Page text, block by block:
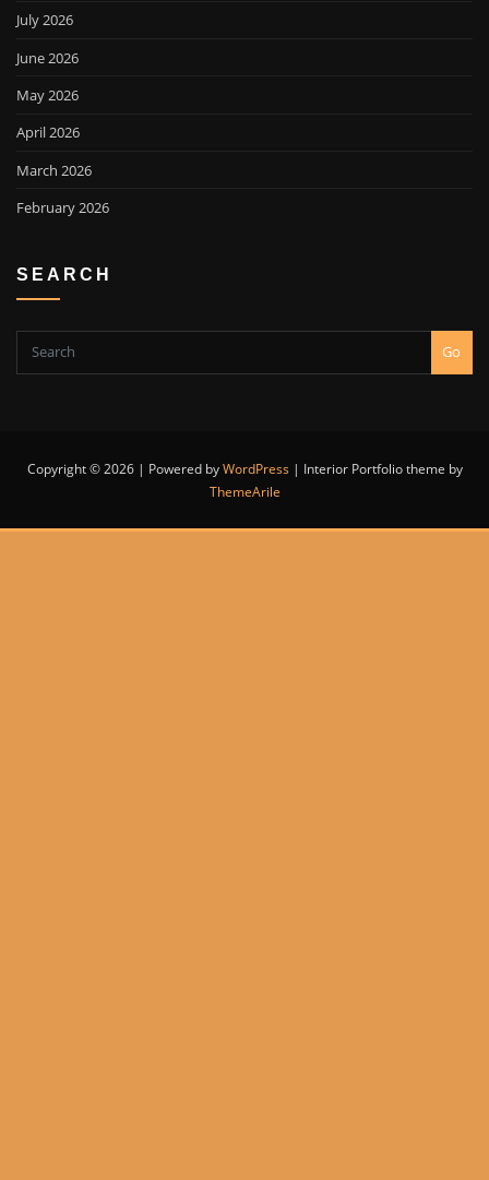
July 2026
June 2026
May 2026
April 2026
March 2026
February 2026
SEARCH
Go
Copyright © 2026 | Powered byWordPress | Interior Portfolio theme by
ThemeArile